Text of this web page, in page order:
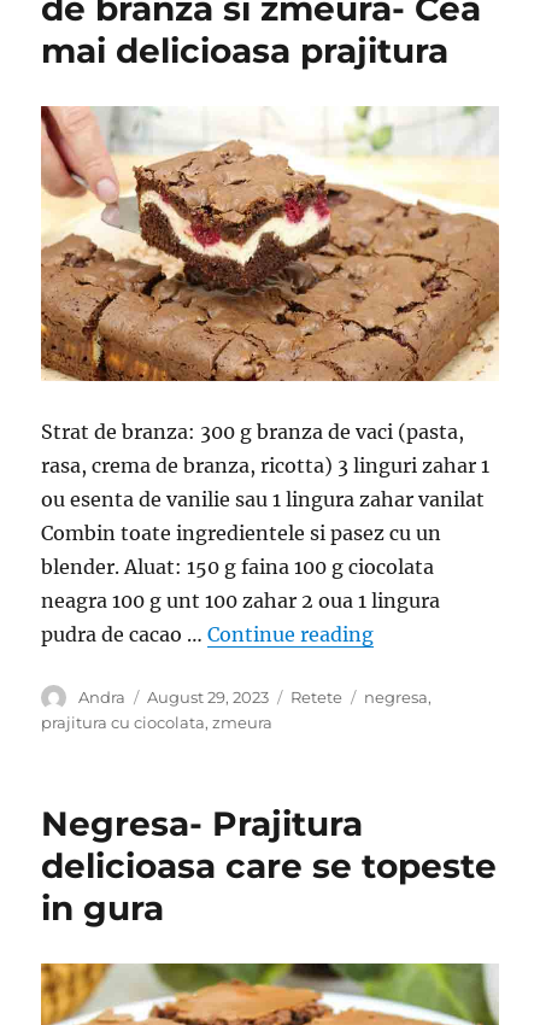
de branza si zmeura- Cea
mai delicioasa prajitura
Strat de branza: 300 g branza de vaci (pasta,
rasa, crema de branza, ricotta) 3 linguri zahar 1
ou esenta de vanilie sau 1 lingura zahar vanilat
Combin toate ingredientele si pasez cu un
blender. Aluat: 150 g faina 100 g ciocolata
neagra 100 g unt 100 zahar 2 oua 1 lingura
pudra de cacao …Continue reading“Blat de
Author
Andra
Posted
on
August 29, 2023 Categories
Retete Tags
negresa,
prajitura cu ciocolata,zmeura
Negresa- Prajitura
delicioasa care se topeste
in gura